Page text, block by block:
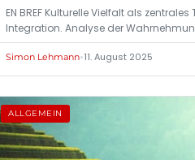
EN BREF Kulturelle Vielfalt als
Integration. Analyse der
Simon Lehmann•11. August 2025
ALLGEMEIN